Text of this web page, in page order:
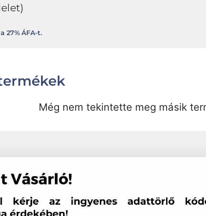
27% ÁFA-t.
Még nem tekintette meg másik